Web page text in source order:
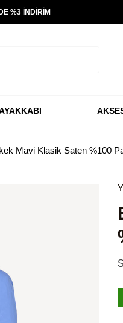
KARGO
Mavi Klasik Saten %100